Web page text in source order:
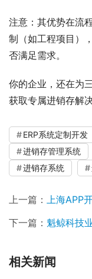
注意：其优势在流
制（如工程项目）
否满足需求。
你的企业，还在为
获取专属进销存解
ERP系统定制开发
进销存管理系统
进销存系统
上一篇：
上海APP
下一篇： 魁鲸科技业务流程自
相关新闻